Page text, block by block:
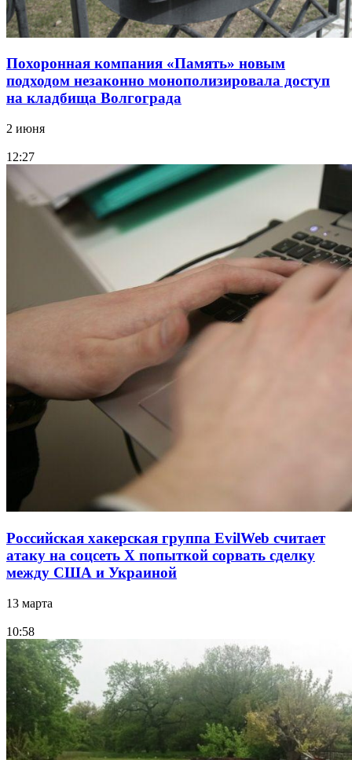
Похоронная компания «Память» новым
подходом незаконно монополизировала доступ
на кладбища Волгограда
2 июня
12:27
Российская хакерская группа EvilWeb считает
атаку на соцсеть Х попыткой сорвать сделку
между США и Украиной
13 марта
10:58